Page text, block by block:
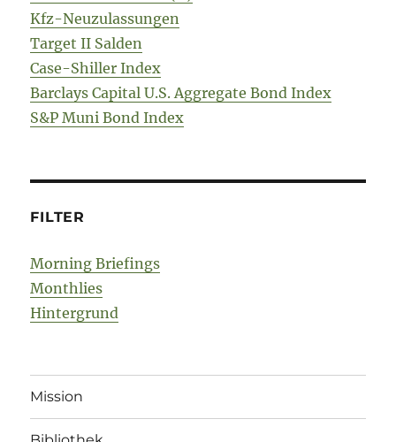
Kfz-Neuzulassungen
Target II Salden
Case-Shiller Index
Barclays Capital U.S. Aggregate Bond Index
S&P Muni Bond Index
FILTER
Morning Briefings
Monthlies
Hintergrund
Mission